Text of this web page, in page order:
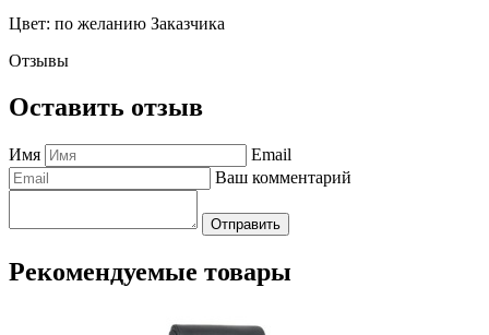
Цвет: по желанию Заказчика
Отзывы
Оставить отзыв
Имя
Email
Ваш комментарий
Отправить
Рекомендуемые товары